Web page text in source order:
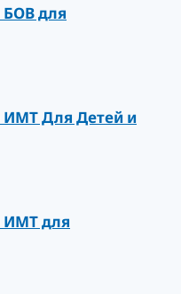
БОВ для
ИМТ Для Детей и
ИМТ для